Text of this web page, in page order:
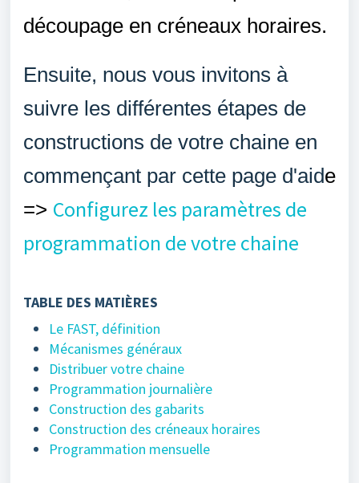
découpage en créneaux horaires.
Ensuite, nous vous invitons à
suivre les différentes étapes de
constructions de votre chaine en
commençant par cette page d'aide
=> Configurez les paramètres de
programmation de votre chaine
TABLE DES MATIÈRES
Le FAST, définition
Mécanismes généraux
Distribuer votre chaine
Programmation journalière
Construction des gabarits
Construction des créneaux horaires
Programmation mensuelle